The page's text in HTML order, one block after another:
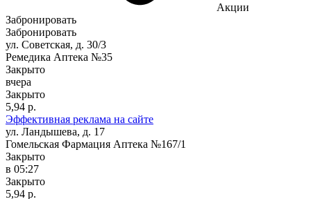
Акции
Забронировать
Забронировать
ул. Советская, д. 30/3
Ремедика Аптека №35
Закрыто
вчера
Закрыто
5,94 р.
Эффективная реклама на сайте
ул. Ландышева, д. 17
Гомельская Фармация Аптека №167/1
Закрыто
в 05:27
Закрыто
5,94 р.